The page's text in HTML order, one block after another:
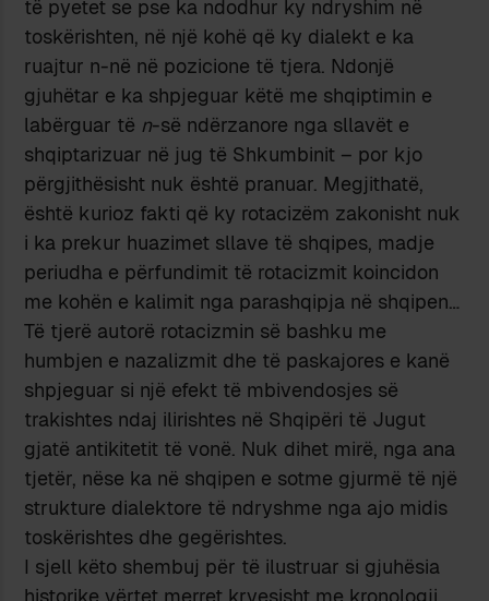
të pyetet se pse ka ndodhur ky ndryshim në
toskërishten, në një kohë që ky dialekt e ka
ruajtur n-në në pozicione të tjera. Ndonjë
gjuhëtar e ka shpjeguar këtë me shqiptimin e
labërguar të n-së ndërzanore nga sllavët e
shqiptarizuar në jug të Shkumbinit – por kjo
përgjithësisht nuk është pranuar. Megjithatë,
është kurioz fakti që ky rotacizëm zakonisht nuk
i ka prekur huazimet sllave të shqipes, madje
periudha e përfundimit të rotacizmit koincidon
me kohën e kalimit nga parashqipja në shqipen…
Të tjerë autorë rotacizmin së bashku me
humbjen e nazalizmit dhe të paskajores e kanë
shpjeguar si një efekt të mbivendosjes së
trakishtes ndaj ilirishtes në Shqipëri të Jugut
gjatë antikitetit të vonë. Nuk dihet mirë, nga ana
tjetër, nëse ka në shqipen e sotme gjurmë të një
strukture dialektore të ndryshme nga ajo midis
toskërishtes dhe gegërishtes.
I sjell këto shembuj për të ilustruar si gjuhësia